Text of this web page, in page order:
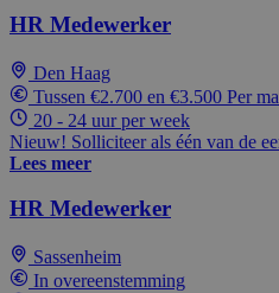
HR Medewerker
Den Haag
Tussen €2.700 en €3.500 Per
20 - 24 uur per week
Nieuw! Solliciteer als één van de
Lees meer
HR Medewerker
Sassenheim
In overeenstemming